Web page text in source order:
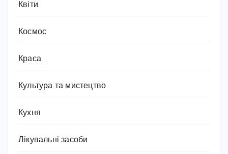
Квіти
Космос
Краса
Культура та мистецтво
Кухня
Лікувальні засоби